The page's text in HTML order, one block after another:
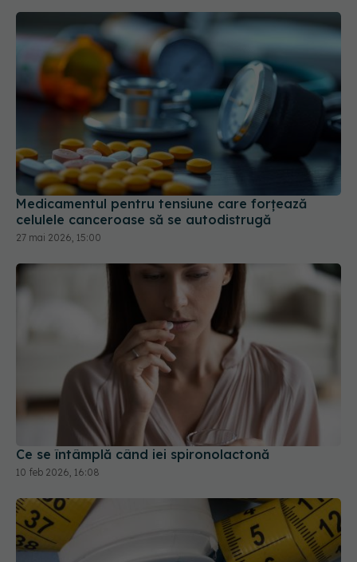
Medicamentul pentru tensiune care forțează
celulele canceroase să se autodistrugă
27 mai 2026, 15:00
Ce se întâmplă când iei spironolactonă
10 feb 2026, 16:08